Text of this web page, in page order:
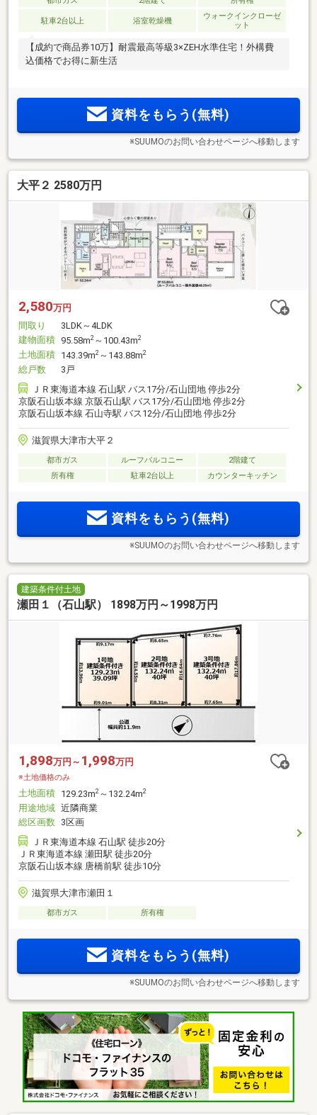
駐車2台以上 浴室乾燥機
ウォークインクローゼ
ット
【成約で商品券10万】耐震最高等級3×ZEH水準住宅！外構費
込価格でお得に新生活
資料をもらう(無料)
※SUUMOのお問い合わせページへ移動します
大平２ 2580万円
2,580万円
間取り
3LDK～4LDK
建物面積 95.58m2 ～100.43m2
土地面積 143.39m2 ～143.88m2
総戸数
3戸
ＪＲ東海道本線 石山駅 バス17分/石山団地 停歩2分
京阪石山坂本線 京阪石山駅 バス17分/石山団地 停歩2分
京阪石山坂本線 石山寺駅 バス12分/石山団地 停歩2分
滋賀県大津市大平２
都市ガス ルーフバルコニー
2階建て
所有権
駐車2台以上 カウンターキッチン
資料をもらう(無料)
※SUUMOのお問い合わせページへ移動します
建築条件付土地
瀬田１（石山駅） 1898万円～1998万円
1,898万円～ 1,998万円
※土地価格のみ
土地面積 129.23m2 ～132.24m2
用途地域 近隣商業
総区画数 3区画
ＪＲ東海道本線 石山駅 徒歩20分
ＪＲ東海道本線 瀬田駅 徒歩20分
京阪石山坂本線 唐橋前駅 徒歩10分
滋賀県大津市瀬田１
都市ガス 所有権
資料をもらう(無料)
※SUUMOのお問い合わせページへ移動します